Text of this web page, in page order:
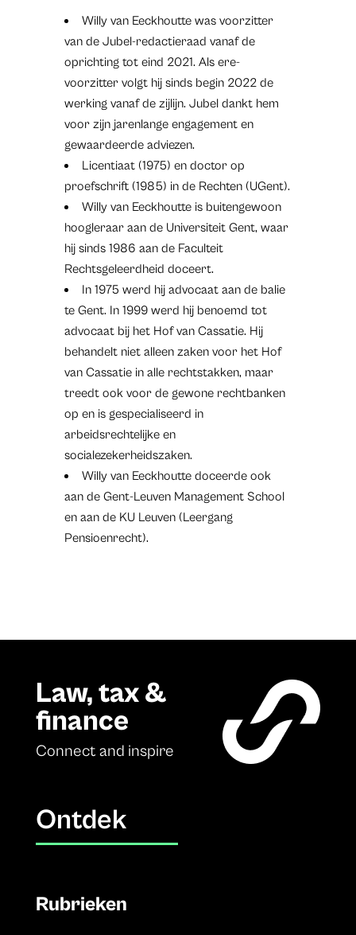
Willy van Eeckhoutte was voorzitter
van de Jubel-redactieraad vanaf de
oprichting tot eind 2021. Als ere-
voorzitter volgt hij sinds begin 2022 de
werking vanaf de zijlijn. Jubel dankt hem
voor zijn jarenlange engagement en
gewaardeerde adviezen.
Licentiaat (1975) en doctor op
proefschrift (1985) in de Rechten (UGent).
Willy van Eeckhoutte is buitengewoon
hoogleraar aan de Universiteit Gent, waar
hij sinds 1986 aan de Faculteit
Rechtsgeleerdheid doceert.
In 1975 werd hij advocaat aan de balie
te Gent. In 1999 werd hij benoemd tot
advocaat bij het Hof van Cassatie. Hij
behandelt niet alleen zaken voor het Hof
van Cassatie in alle rechtstakken, maar
treedt ook voor de gewone rechtbanken
op en is gespecialiseerd in
arbeidsrechtelijke en
socialezekerheidszaken.
Willy van Eeckhoutte doceerde ook
aan de Gent-Leuven Management School
en aan de KU Leuven (Leergang
Pensioenrecht).
Law, tax &
finance
Connect and inspire
Ontdek
Rubrieken